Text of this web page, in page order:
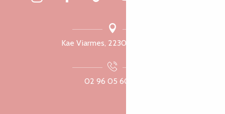
Kae Viarmes, 22300 Lannuon
02 96 05 60 70